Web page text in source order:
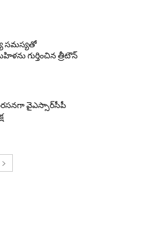
సమస్యతో
గుర్తించిన త్రీటౌన్
వైఎస్సార్‌సీపీ